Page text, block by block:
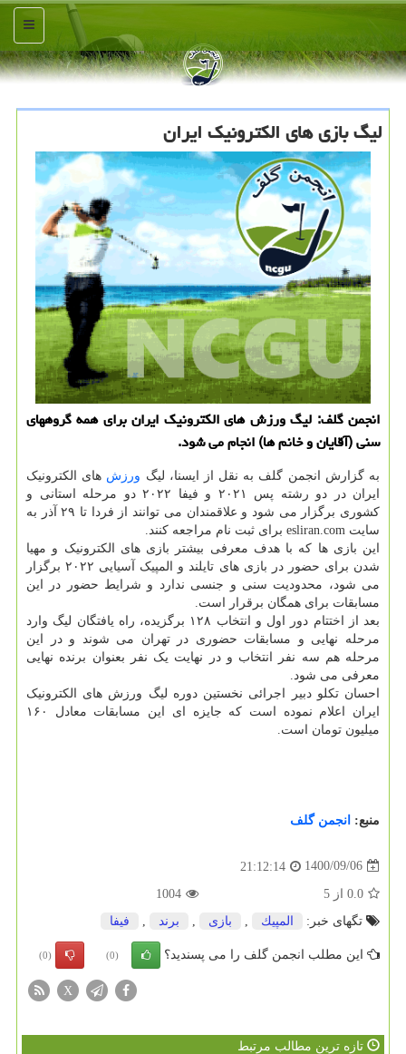
منو
لیگ بازی های الکترونیک ایران
انجمن گلف: لیگ ورزش های الکترونیک ایران برای همه گروههای
سنی (آقایان و خانم ها) انجام می شود.
به گزارش انجمن گلف به نقل از ایسنا، لیگ ورزش های الکترونیک
ایران در دو رشته پس ۲۰۲۱ و فیفا ۲۰۲۲ دو مرحله استانی و
کشوری برگزار می شود و علاقمندان می توانند از فردا تا ۲۹ آذر به
سایت esliran.com برای ثبت نام مراجعه کنند.
این بازی ها که با هدف معرفی بیشتر بازی های الکترونیک و مهیا
شدن برای حضور در بازی های تایلند و المپیک آسیایی ۲۰۲۲ برگزار
می شود، محدودیت سنی و جنسی ندارد و شرایط حضور در این
مسابقات برای همگان برقرار است.
بعد از اختتام دور اول و انتخاب ۱۲۸ برگزیده، راه یافتگان لیگ وارد
مرحله نهایی و مسابقات حضوری در تهران می شوند و در این
مرحله هم سه نفر انتخاب و در نهایت یک نفر بعنوان برنده نهایی
معرفی می شود.
احسان تکلو دبیر اجرائی نخستین دوره لیگ ورزش های الکترونیک
ایران اعلام نموده است که جایزه ای این مسابقات معادل ۱۶۰
میلیون تومان است.
منبع: انجمن گلف
1400/09/06
21:12:14
0.0 از 5
1004
تگهای خبر:
المپیك بازی برند فیفا
این مطلب انجمن گلف را می پسندید؟ (0)
(0)
X
تازه ترین مطالب مرتبط